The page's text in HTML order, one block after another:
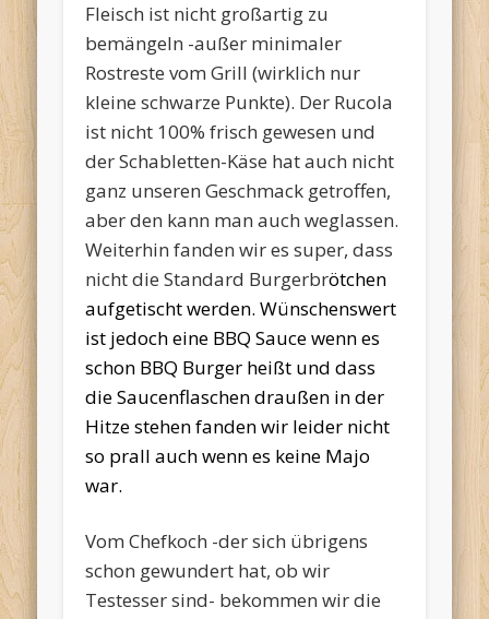
Fleisch ist nicht großartig zu
bemängeln -außer minimaler
Rostreste vom Grill (wirklich nur
kleine schwarze Punkte). Der Rucola
ist nicht 100% frisch gewesen und
der Schabletten-Käse hat auch nicht
ganz unseren Geschmack getroffen,
aber den kann man auch weglassen.
Weiterhin fanden wir es super, dass
nicht die Standard Burgerbrötchen
aufgetischt werden. Wünschenswert
ist jedoch eine BBQ Sauce wenn es
schon BBQ Burger heißt und dass
die Saucenflaschen draußen in der
Hitze stehen fanden wir leider nicht
so prall auch wenn es keine Majo
war.
Vom Chefkoch -der sich übrigens
schon gewundert hat, ob wir
Testesser sind- bekommen wir die